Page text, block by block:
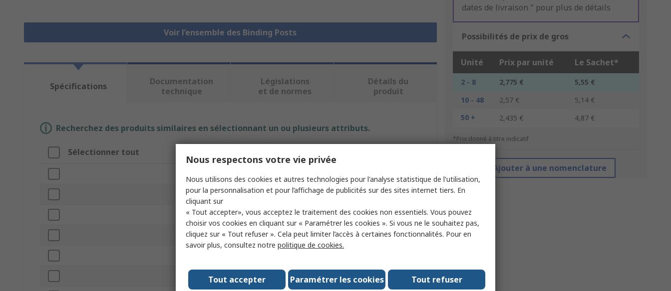
Voir l’ensemble des Binding Posts
dates de livraison " pour plus de détails
Possibilités de prix de gros
Unité Prix par unité Le Sachet*
2 - 8 2,775 €
5,55 €
10 - 48
2,57 €
5,14 €
50 +
2,435 € 4,87 €
*Prix donné à titre indicatif
Ajouter à une nomenclature
Spécifications
Documentation
technique
Législations
et de normes
Détails du
produit
Recherchez des produits similaires en sélectionnant un ou plusieurs attributs.
Sélectionner tout
Colour Green
Product Type Binding Post
Contact Material Brass
Contact Plating Nickel
Nous respectons votre vie privée
Nous utilisons des cookies et autres technologies pour l'analyse statistique de l'utilisation,
pour la personnalisation et pour l’affichage de publicités sur des sites internet tiers. En
cliquant sur
« Tout accepter», vous acceptez le traitement des cookies non essentiels. Vous pouvez
choisir vos cookies en cliquant sur « Paramétrer les cookies ». Si vous ne le souhaitez pas,
cliquez sur « Tout refuser ». Cela peut limiter l’accès à certaines fonctionnalités. Pour en
savoir plus, consultez notre politique de cookies.
Tout accepter Paramétrer les cookies Tout refuser